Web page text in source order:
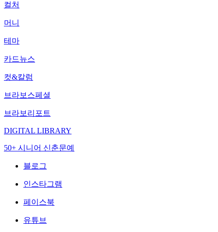
컬처
머니
테마
카드뉴스
컷&칼럼
브라보스페셜
브라보리포트
DIGITAL LIBRARY
50+ 시니어 신춘문예
블로그
인스타그램
페이스북
유튜브